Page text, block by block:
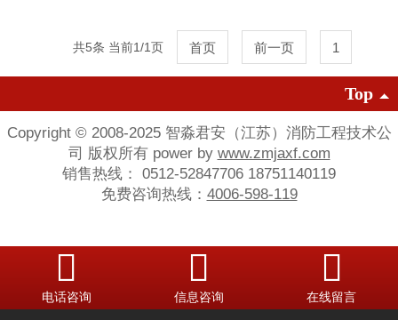
共5条 当前1/1页 首页 前一页 1
Top
Copyright © 2008-2025 智淼君安（江苏）消防工程技术公
司 版权所有 power by www.zmjaxf.com
销售热线： 0512-52847706 18751140119
免费咨询热线： 4006-598-119
电话咨询 信息咨询 在线留言